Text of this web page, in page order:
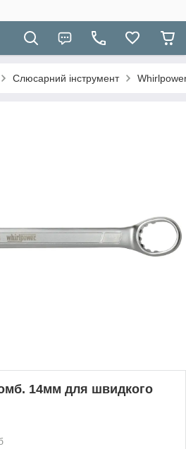
Слюсарний інструмент
14мм для швидкого